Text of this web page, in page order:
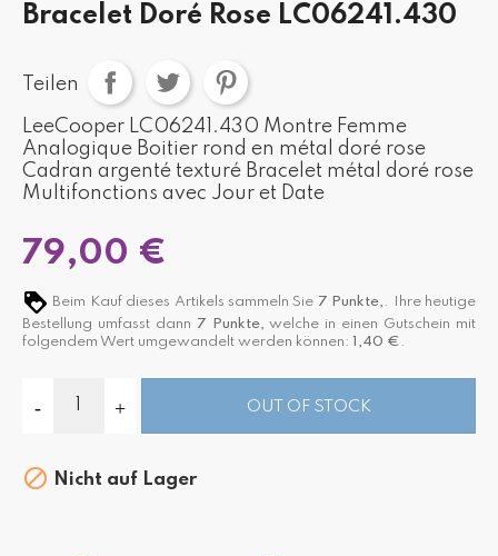
Bracelet Doré Rose LC06241.430
Teilen
LeeCooper LC06241.430 Montre Femme
Analogique Boitier rond en métal doré rose
Cadran argenté texturé Bracelet métal doré rose
Multifonctions avec Jour et Date
79,00 €
Beim Kauf dieses Artikels sammeln Sie 7 Punkte, . Ihre heutige
Bestellung umfasst dann 7 Punkte, welche in einen Gutschein mit
folgendem Wert umgewandelt werden können: 1,40 € .
OUT OF STOCK
 Nicht auf Lager